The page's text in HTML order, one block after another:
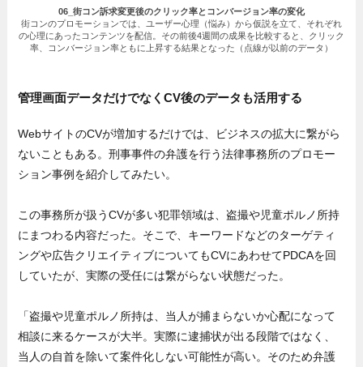
06_街コン訴求変更後のクリック率とコンバージョン率の変化
街コンのプロモーションでは、ユーザー心理（悩み）から仮説を立て、それぞれ
の心理にあったコンテンツを配信。その前後4週間の成果を比較すると、クリック
率、コンバージョン率ともに上昇する結果となった（点線が以前のデータ）
管理画面データだけでなくCV後のデータも活用する
WebサイトのCVが増加するだけでは、ビジネスの拡大に繋がら
ないこともある。刑事事件の弁護を行う法律事務所のプロモー
ション事例を紹介してみたい。
この事務所が扱うCVが多い犯罪領域は、盗撮や児童ポルノ所持
にまつわる内容だった。そこで、キーワードなどのターゲティ
ングや広告クリエイティブについてもCVにあわせてPDCAを回
していたが、実際の受任には繋がらない状態だった。
「盗撮や児童ポルノ所持は、当人が捕まらないか心配になって
相談に来るケースが大半。実際に逮捕状が出る段階ではなく、
当人の自首を除いて案件化しない可能性が高い。そのため弁護